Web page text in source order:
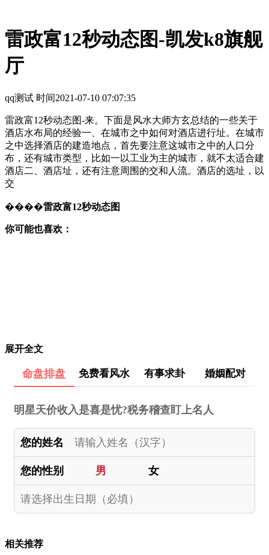
雷政富12秒动态图-凯发k8旗舰
厅
qq测试 时间2021-07-10 07:07:35
雷政富12秒动态图-来。下面是风水大师方玄总结的一些关于
酒店水布局的经验一、在城市之中如何对酒店进行址。在城市
之中选择酒店的建造地点，首先要注意这城市之中的人口分
布，还有城市类型，比如一以工业为主的城市，就不太适合建
酒店二、酒店址，还有注意周围的交和人流。酒店的选址，以
交
����雷政富12秒动态图
你可能也喜欢：
展开全文
命盘排盘 免费看风水 有事求卦 婚姻配对
明星天价收入是喜是忧?税务稽查盯上名人
您的姓名
您的性别 男 女
相关推荐